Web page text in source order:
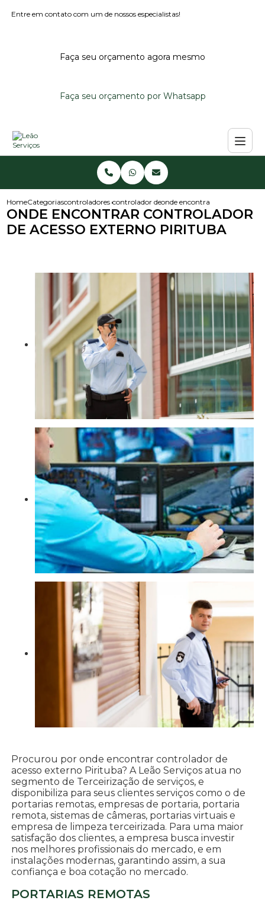
Entre em contato com um de nossos especialistas!
Faça seu orçamento agora mesmo
Faça seu orçamento por Whatsapp
HomeCategoriascontroladores de acessocontrolador de acesso externo
onde encontrar controlador
ONDE ENCONTRAR CONTROLADOR
DE ACESSO EXTERNO PIRITUBA
Procurou por onde encontrar controlador de
acesso externo Pirituba? A Leão Serviços atua no
segmento de Terceirização de serviços, e
disponibiliza para seus clientes serviços como o de
portarias remotas, empresas de portaria, portaria
remota, sistemas de câmeras, portarias virtuais e
empresa de limpeza terceirizada. Para uma maior
satisfação dos clientes, a empresa busca investir
nos melhores profissionais do mercado, e em
instalações modernas, garantindo assim, a sua
confiança e boa cotação no mercado.
PORTARIAS REMOTAS